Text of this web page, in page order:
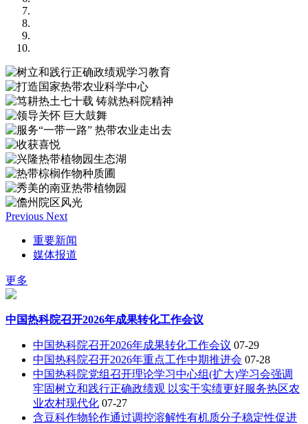
Previous Next
重要新闻
媒体报道
更多
中国热科院召开2026年成果转化工作会议
中国热科院召开2026年成果转化工作会议 07-29
中国热科院召开2026年重点工作中期推进会 07-28
中国热科院党组召开理论学习中心组(扩大)学习会强调
牢固树立和践行正确政绩观 以实干实绩更好服务热区农
业农村现代化 07-27
含豆科作物轮作通过调控溶解性有机质分子稳定性促进